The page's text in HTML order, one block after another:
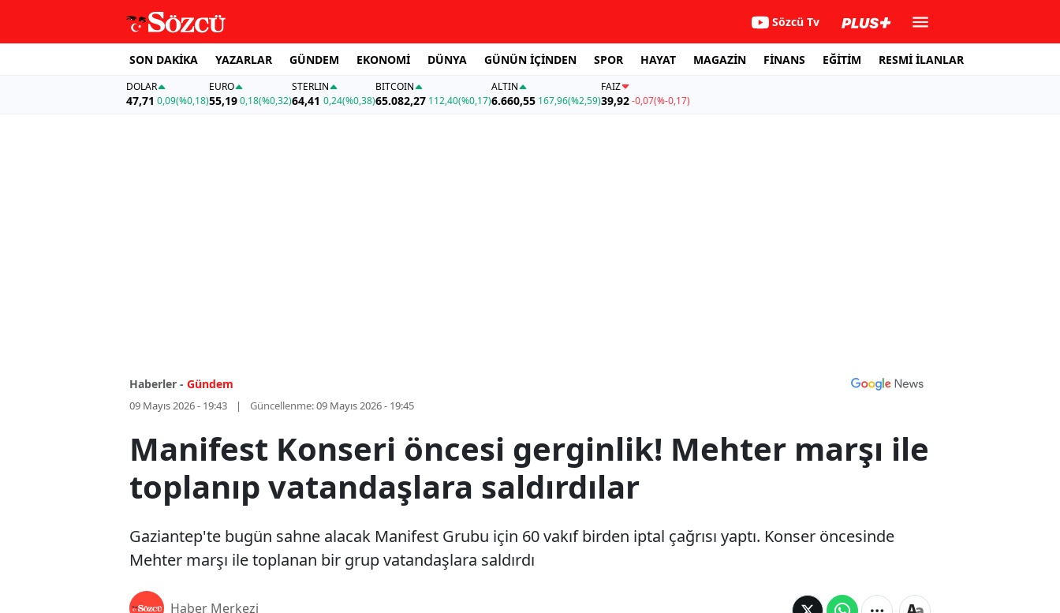
Sözcü Tv
SON DAKİKA YAZARLAR GÜNDEM EKONOMİ DÜNYA GÜNÜN İÇİNDEN SPOR HAYAT MAGAZİN FİNANS EĞİTİM RESMİ İLANLAR
DOLAR
47,71 0,09(%0,18)
EURO
55,19 0,18(%0,32)
STERLIN
64,41 0,24(%0,38)
BITCOIN
65.082,27 112,40(%0,17)
ALTIN
6.660,55 167,96(%2,59)
FAİZ
39,92-0,07(%-0,17)
Haberler - Gündem
09 Mayıs 2026 - 19:43 Güncellenme:09 Mayıs 2026 - 19:45
Manifest Konseri öncesi gerginlik! Mehter marşı ile
toplanıp vatandaşlara saldırdılar
Gaziantep'te bugün sahne alacak Manifest Grubu için 60 vakıf birden iptal çağrısı yaptı. Konser öncesinde
Mehter marşı ile toplanan bir grup vatandaşlara saldırdı
Haber Merkezi